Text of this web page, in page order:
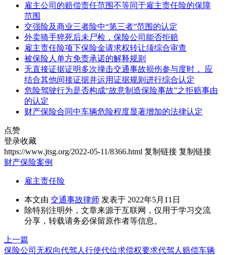
雇主公司的赔偿责任范围不等同于雇主责任险的保障
范围
交强险及商业三者险中“第三者”范围的认定
外卖骑手猝死后未尸检，保险公司能否拒赔
雇主责任险项下保险金请求权转让须综合审查
被保险人单方免责承诺的解释规则
无直接证据证明多次撞击交通事故损伤参与度时， 应
结合其他间接证据并运用证据规则进行综合认定
危险驾驶行为是否构成“故意制造保险事故”之拒赔事由
的认定
财产保险合同中车辆危险程度显著增加的法律认定
点赞
登录收藏
https://www.jtsg.org/2022-05-11/8366.html 复制链接 复制链接
财产保险案例
雇主责任险
本文由 交通事故律师 发表于 2022年5月11日
除特别注明外，文章来源于互联网，仅用于学习交流
分享，转载请务必保留原作者等信息。
上一篇
保险公司无权向代驾人行使代位求偿权要求代驾人赔偿车辆